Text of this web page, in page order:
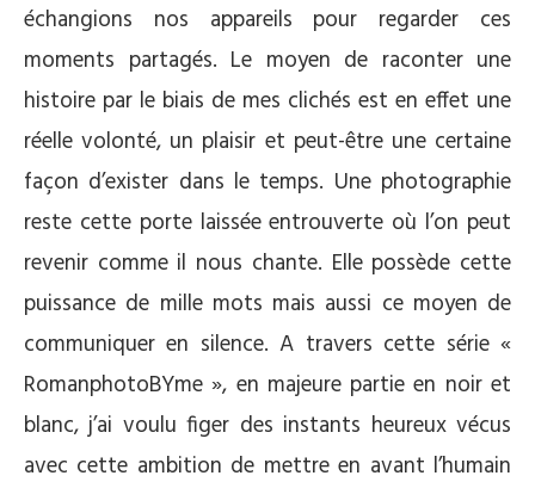
échangions nos appareils pour regarder ces
moments partagés. Le moyen de raconter une
histoire par le biais de mes clichés est en effet une
réelle volonté, un plaisir et peut-être une certaine
façon d’exister dans le temps. Une photographie
reste cette porte laissée entrouverte où l’on peut
revenir comme il nous chante. Elle possède cette
puissance de mille mots mais aussi ce moyen de
communiquer en silence. A travers cette série «
RomanphotoBYme », en majeure partie en noir et
blanc, j’ai voulu figer des instants heureux vécus
avec cette ambition de mettre en avant l’humain